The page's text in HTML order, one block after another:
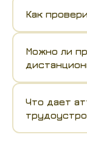
Как
Можно ли
Что дает